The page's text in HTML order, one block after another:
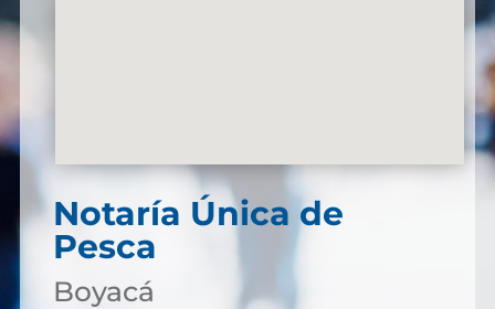
Notaría Única de
Pesca
Boyacá